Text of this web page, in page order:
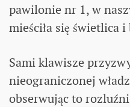
pawilonie nr 1, w
mieściła się świetlica
Sami klawisze
nieograniczonej
obserwując to